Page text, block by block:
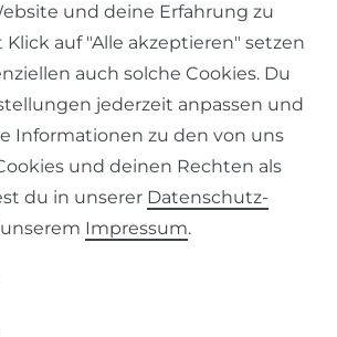
VERSAND
und deine Erfahrung zu
Klick auf "Alle akzeptieren" setzen
auch solche Cookies. Du
jederzeit anpassen und
Informationen zu den von uns
und deinen Rechten als
du in unserer Daten­schutz­
Impressum.